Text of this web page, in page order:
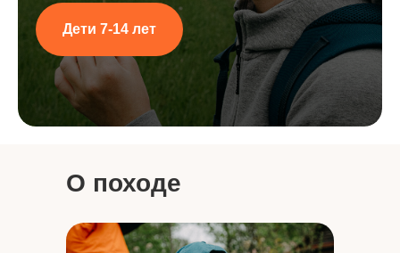
Дети 7-14 лет
О походе